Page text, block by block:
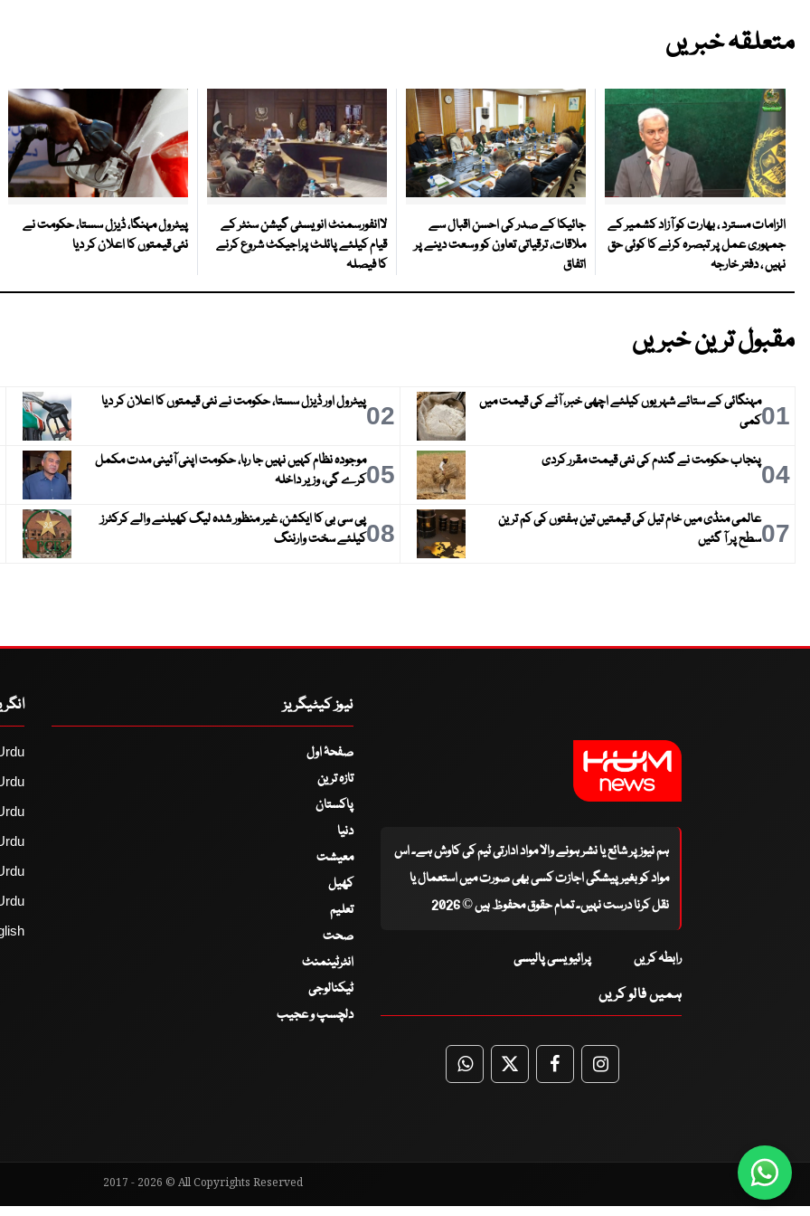
متعلقہ خبریں
الزامات مسترد ، بھارت کو آزاد کشمیر کے
جمہوری عمل پر تبصرہ کرنے کا کوئی حق
نہیں ، دفتر خارجہ
جائیکا کے صدر کی احسن اقبال سے
ملاقات، ترقیاتی تعاون کو وسعت دینے پر
اتفاق
لاانفورسمنٹ انویسٹی گیشن سنٹر کے
قیام کیلئے پائلٹ پراجیکٹ شروع کرنے
کا فیصلہ
پیٹرول مہنگا، ڈیزل سستا، حکومت نے
نئی قیمتوں کا اعلان کر دیا
مقبول ترین خبریں
01مہنگائی کے ستائے شہریوں کیلئے اچھی خبر، آٹے کی قیمت میں
کمی
02پیٹرول اور ڈیزل سستا، حکومت نے نئی قیمتوں کا اعلان کر دیا
04پنجاب حکومت نے گندم کی نئی قیمت مقرر کردی 05موجودہ نظام کہیں نہیں جا رہا، حکومت اپنی آئینی مدت مکمل
کرے گی، وزیر داخلہ
07عالمی منڈی میں خام تیل کی قیمتیں تین ہفتوں کی کم ترین
سطح پر آ گئیں
08پی سی بی کا ایکشن، غیر منظور شدہ لیگ کھیلنے والے کرکٹرز
کیلئے سخت وارننگ
ہم نیوز پر شائع یا نشر ہونے والا مواد ادارتی ٹیم کی کاوش ہے۔ اس
مواد کو بغیر پیشگی اجازت کسی بھی صورت میں استعمال یا
نقل کرنا درست نہیں۔ تمام حقوق محفوظ ہیں © 2026
رابطہ کریں پرائیویسی پالیسی
ہمیں فالو کریں
WhatsApp
TwitterFacebookFacebook
نیوز کیٹیگریز
صفحۂ اول
تازہ ترین
پاکستان
دنیا
معیشت
کھیل
تعلیم
صحت
انٹرٹینمنٹ
ٹیکنالوجی
دلچسپ و عجیب
2017 - 2026 © All Copyrights Reserved